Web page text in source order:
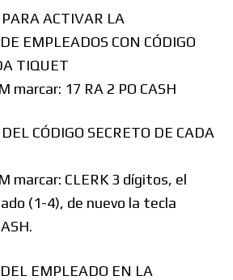
ACTIVAR LA
EMPLEADOS CON CÓDIGO
TIQUET
marcar: 17 RA 2 PO CASH
CÓDIGO SECRETO DE CADA
marcar: CLERK 3 dígitos, el
(1-4), de nuevo la tecla
EMPLEADO EN LA